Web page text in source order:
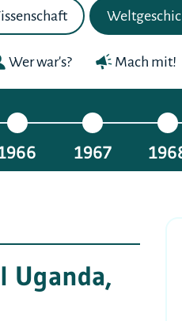
Wer war's? Mach mit!
1967
Uganda,